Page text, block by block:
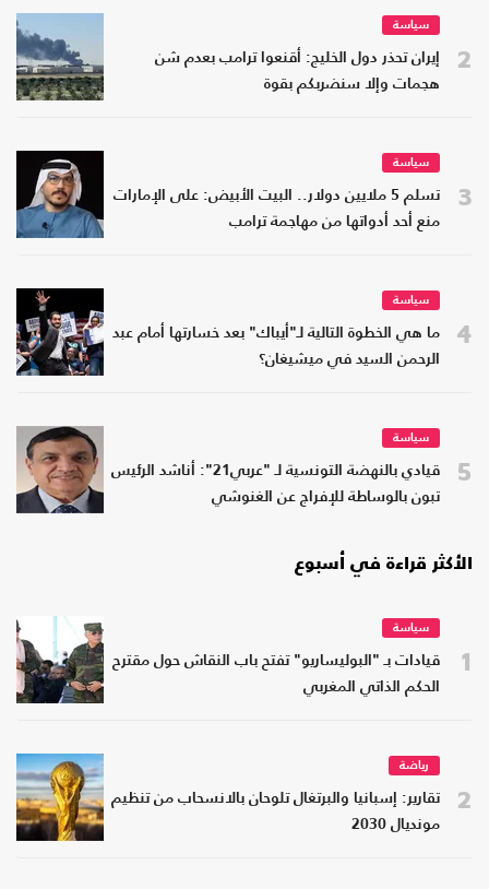
2
سياسة
إيران تحذر دول الخليج: أقنعوا ترامب بعدم شن
هجمات وإلا سنضربكم بقوة
3
سياسة
تسلم 5 ملايين دولار.. البيت الأبيض: على الإمارات
منع أحد أدواتها من مهاجمة ترامب
4
سياسة
ما هي الخطوة التالية لـ"أيباك" بعد خسارتها أمام عبد
الرحمن السيد في ميشيغان؟
5
سياسة
قيادي بالنهضة التونسية لـ "عربي21": أناشد الرئيس
تبون بالوساطة للإفراج عن الغنوشي
الأكثر قراءة في أسبوع
1
سياسة
قيادات بـ "البوليساريو" تفتح باب النقاش حول مقترح
الحكم الذاتي المغربي
2
رياضة
تقارير: إسبانيا والبرتغال تلوحان بالانسحاب من تنظيم
مونديال 2030